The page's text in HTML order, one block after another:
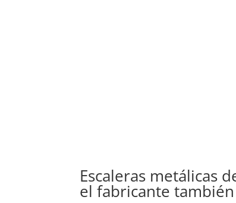
Escaleras metálicas
el fabricante